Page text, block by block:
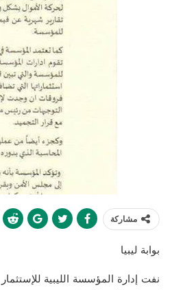
مشاركة
بوابة ليبيا
نفت إدارة المؤسسة الليبية